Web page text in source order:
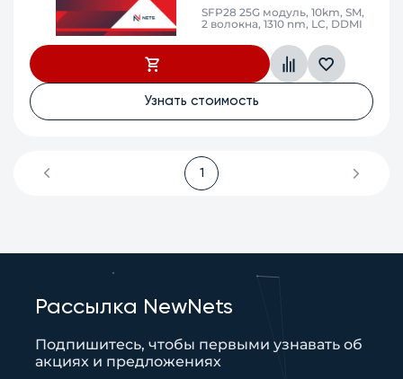
SFP28 25G модуль, 10km, SM,
2 волокна, 1310 nm, LC, DDMI
Узнать стоимость
1
Рассылка NewNets
Подпишитесь, чтобы первыми узнавать об
акциях и предложениях